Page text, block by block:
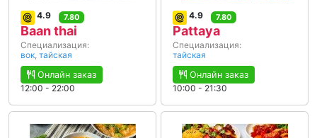
4.9 7.80
Baan thai
Специализация:
вок тайская
Онлайн заказ
12:00 - 22:00
4.9 7.80
Pattaya
Специализация:
тайская
Онлайн заказ
10:00 - 21:30